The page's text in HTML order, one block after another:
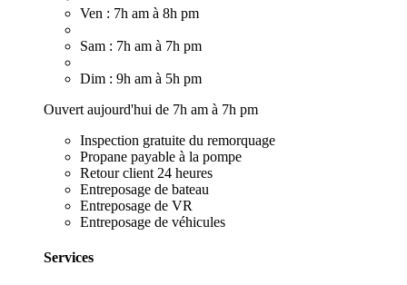
Ven : 7h am à 8h pm
Sam : 7h am à 7h pm
Dim : 9h am à 5h pm
Ouvert aujourd'hui de 7h am à 7h pm
Inspection gratuite du remorquage
Propane payable à la pompe
Retour client 24 heures
Entreposage de bateau
Entreposage de VR
Entreposage de véhicules
Services